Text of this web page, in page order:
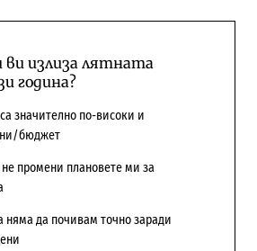
ви излиза лятната
година?
значително по-високи и
бюджет
промени плановете ми за
няма да почивам точно заради